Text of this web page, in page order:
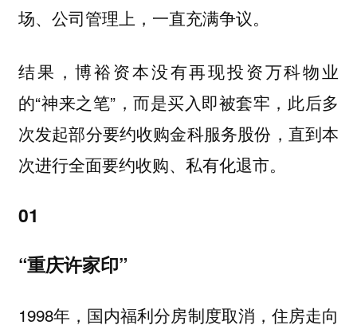
场、公司管理上，一直充满争议。
结果，博裕资本没有再现投资万科物业
的“神来之笔”，而是买入即被套牢，此后多
次发起部分要约收购金科服务股份，直到本
次进行全面要约收购、私有化退市。
01
“重庆许家印”
1998年，国内福利分房制度取消，住房走向